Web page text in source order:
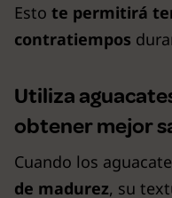
Esto te permitirá
contratiempos
Utiliza
obtener mejor
Cuando los
de madurez, su